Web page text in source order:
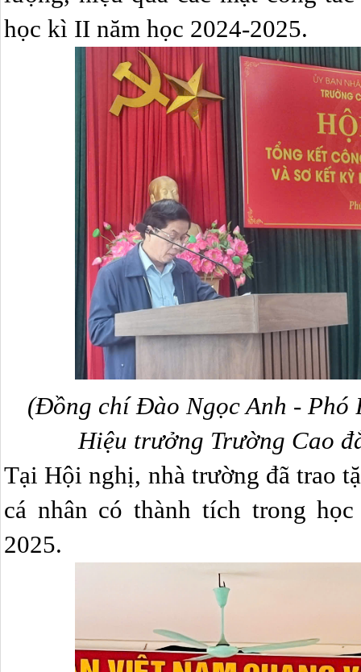
học kì II năm học 2024-2025.
(Đồng chí Đào Ngọc Anh - Phó
Hiệu trưởng Trường Cao
Tại Hội nghị, nhà trường đã trao
cá nhân có thành tích trong
2025.